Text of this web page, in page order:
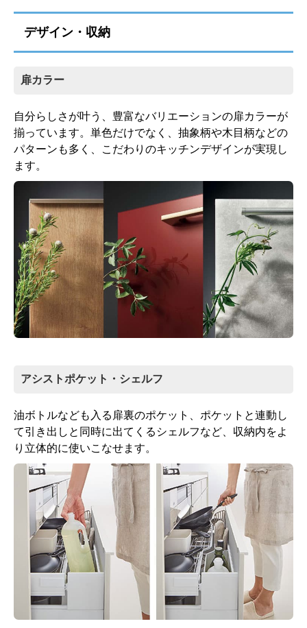
標準仕様モデル
お客様のご要望に応じた機器のグレードアップも可能
デザイン・収納
扉カラー
自分らしさが叶う、豊富なバリエーションの扉カラーが
揃っています。単色だけでなく、抽象柄や木目柄などの
パターンも多く、こだわりのキッチンデザインが実現し
ます。
アシストポケット・シェルフ
油ボトルなども入る扉裏のポケット、ポケットと連動し
て引き出しと同時に出てくるシェルフなど、収納内をよ
り立体的に使いこなせます。